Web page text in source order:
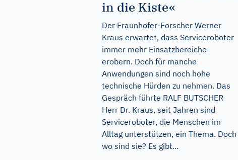
in die Kiste«
Der Fraunhofer-Forscher Werner
Kraus erwartet, dass Serviceroboter
immer mehr Einsatzbereiche
erobern. Doch für manche
Anwendungen sind noch hohe
technische Hürden zu nehmen. Das
Gespräch führte RALF BUTSCHER
Herr Dr. Kraus, seit Jahren sind
Serviceroboter, die Menschen im
Alltag unterstützen, ein Thema. Doch
wo sind sie? Es gibt...